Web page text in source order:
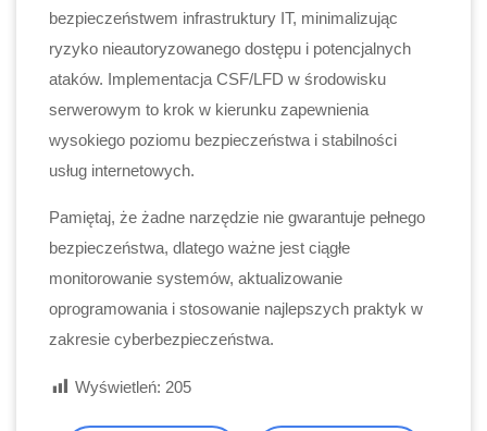
bezpieczeństwem infrastruktury IT, minimalizując
ryzyko nieautoryzowanego dostępu i potencjalnych
ataków. Implementacja CSF/LFD w środowisku
serwerowym to krok w kierunku zapewnienia
wysokiego poziomu bezpieczeństwa i stabilności
usług internetowych.
Pamiętaj, że żadne narzędzie nie gwarantuje pełnego
bezpieczeństwa, dlatego ważne jest ciągłe
monitorowanie systemów, aktualizowanie
oprogramowania i stosowanie najlepszych praktyk w
zakresie cyberbezpieczeństwa.
Wyświetleń: 205